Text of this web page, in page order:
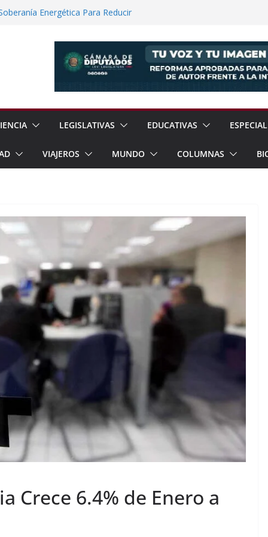
Energética Para Reducir
Física en Presas Estratégicas de
Fracking Para Fortalecer Soberanía
LEGISLATIVAS EDUCATIVAS
VIAJEROS MUNDO COLUMNAS
Crece 6.4% de Enero a